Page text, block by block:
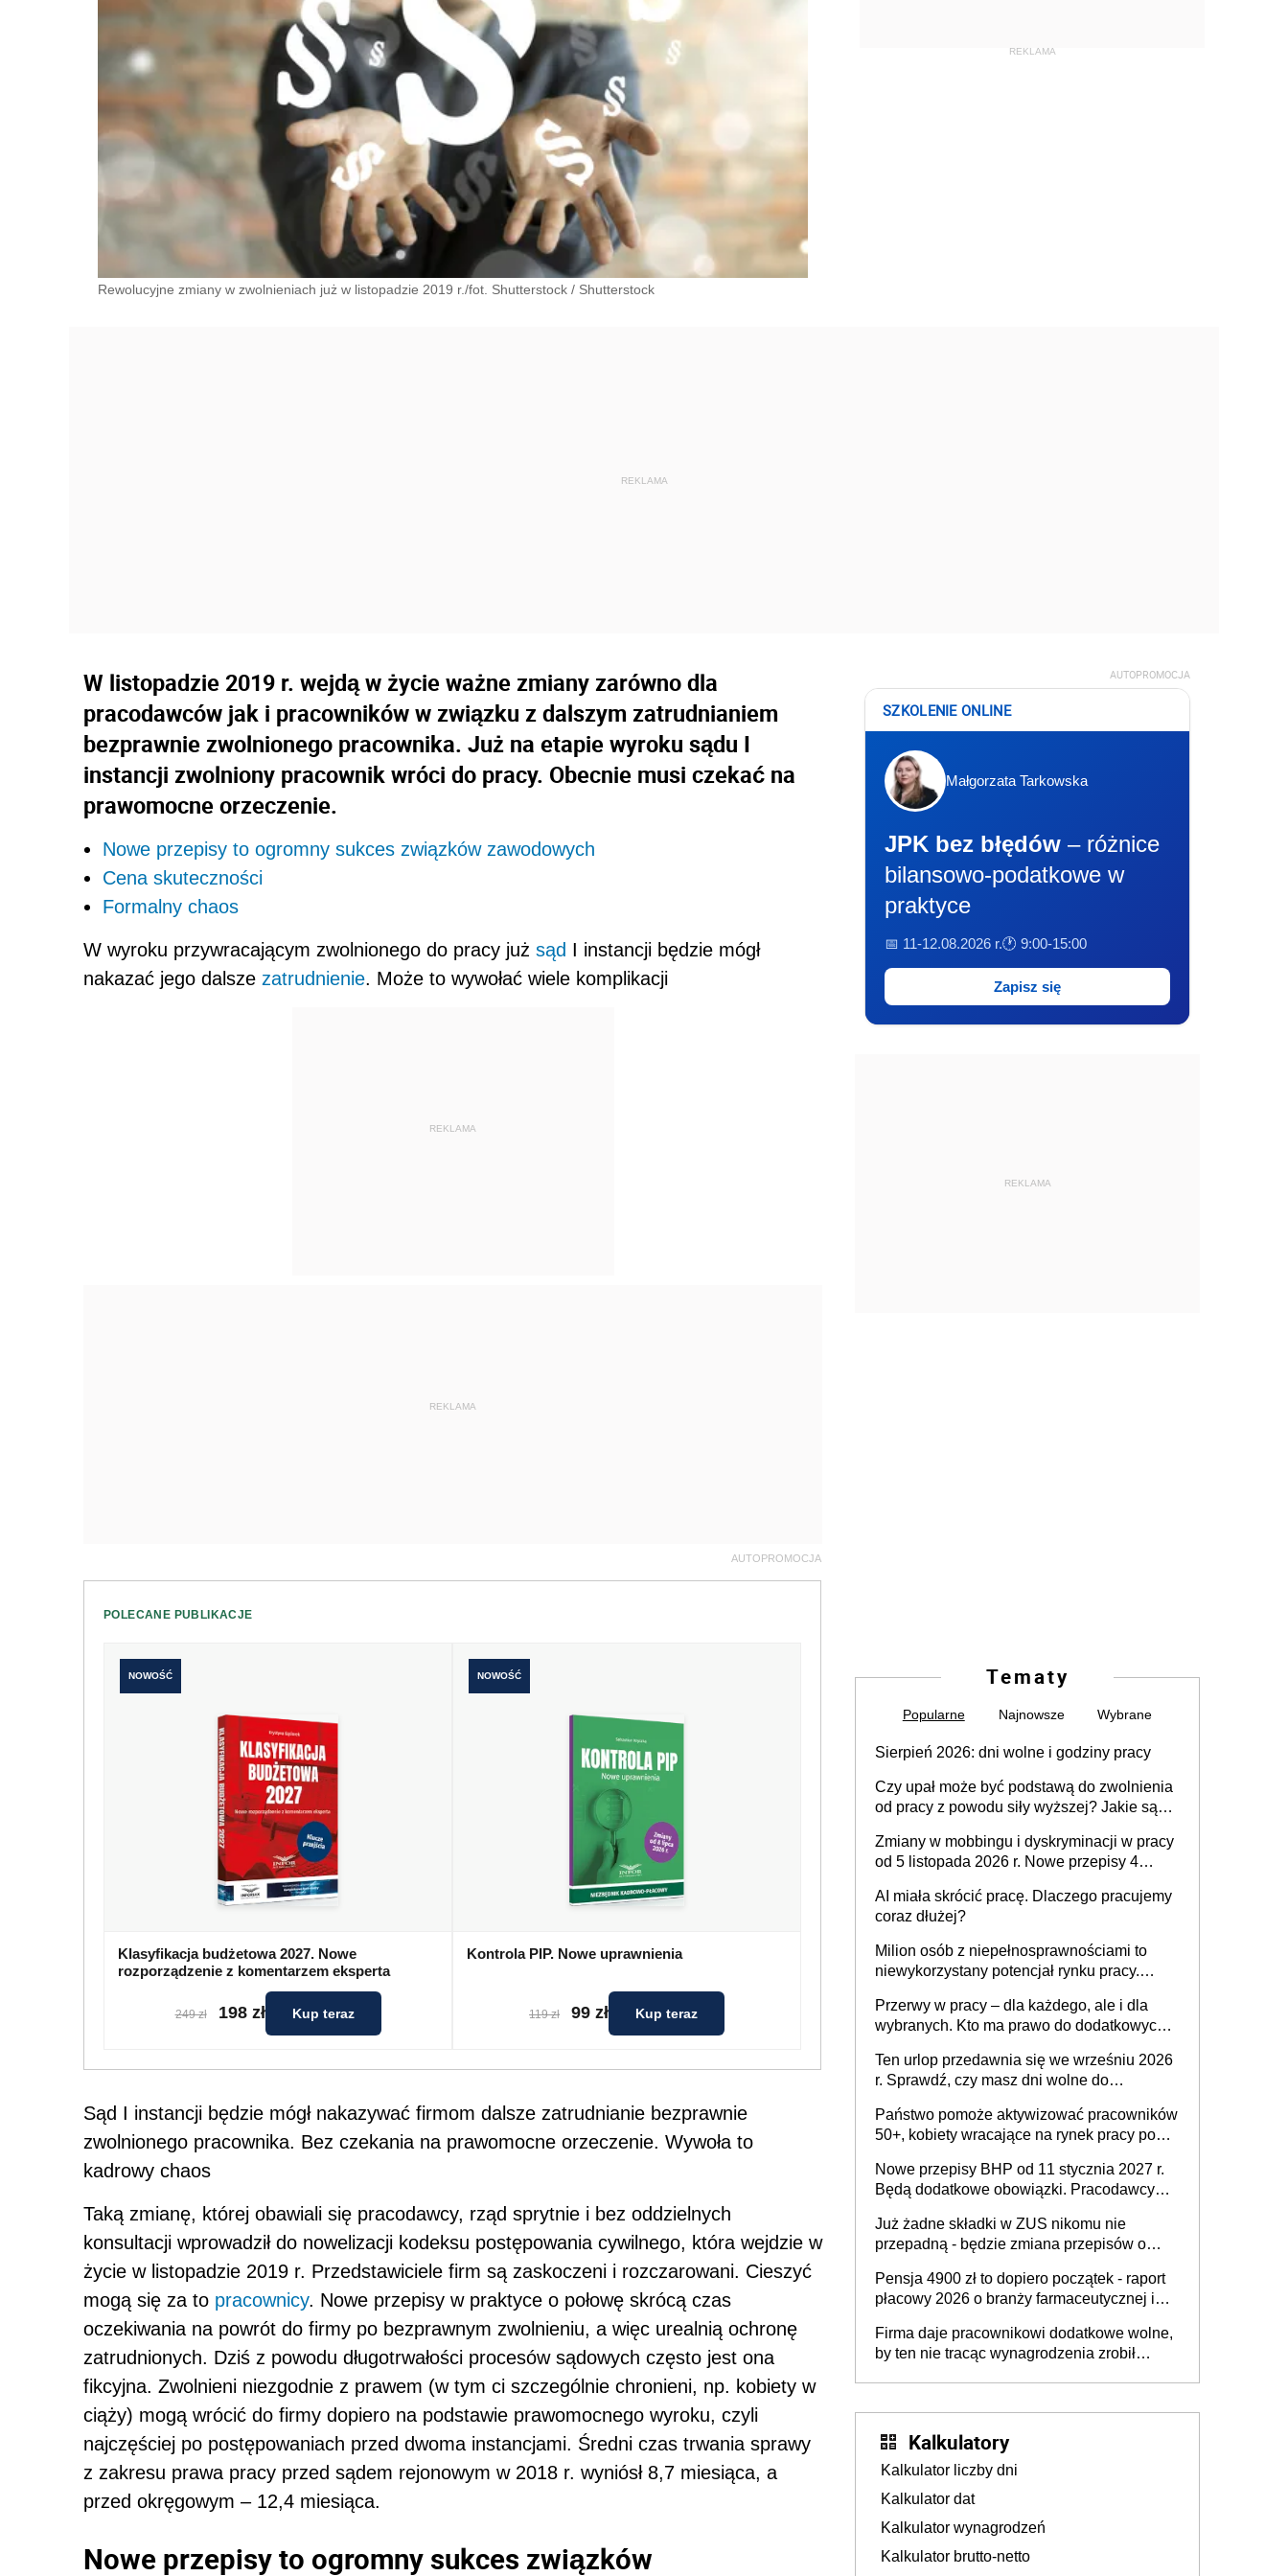
Rewolucyjne zmiany w zwolnieniach już w listopadzie 2019 r./fot. Shutterstock / Shutterstock
W listopadzie 2019 r. wejdą w życie ważne zmiany zarówno dla
pracodawców jak i pracowników w związku z dalszym zatrudnianiem
bezprawnie zwolnionego pracownika. Już na etapie wyroku sądu I
instancji zwolniony pracownik wróci do pracy. Obecnie musi czekać na
prawomocne orzeczenie.
Nowe przepisy to ogromny sukces związków zawodowych
Cena skuteczności
Formalny chaos
W wyroku przywracającym zwolnionego do pracy już sąd I instancji będzie mógł
nakazać jego dalsze zatrudnienie. Może to wywołać wiele komplikacji
REKLAMA
REKLAMA
AUTOPROMOCJA
POLECANE PUBLIKACJE
NOWOŚĆ
Klasyfikacja budżetowa 2027. Nowe
rozporządzenie z komentarzem eksperta
249 zł 198 zł Kup teraz
NOWOŚĆ
Kontrola PIP. Nowe uprawnienia
119 zł 99 zł Kup teraz
Sąd I instancji będzie mógł nakazywać firmom dalsze zatrudnianie bezprawnie
zwolnionego pracownika. Bez czekania na prawomocne orzeczenie. Wywoła to
kadrowy chaos
Taką zmianę, której obawiali się pracodawcy, rząd sprytnie i bez oddzielnych
konsultacji wprowadził do nowelizacji kodeksu postępowania cywilnego, która wejdzie w
życie w listopadzie 2019 r. Przedstawiciele firm są zaskoczeni i rozczarowani. Cieszyć
mogą się za to pracownicy. Nowe przepisy w praktyce o połowę skrócą czas
oczekiwania na powrót do firmy po bezprawnym zwolnieniu, a więc urealnią ochronę
zatrudnionych. Dziś z powodu długotrwałości procesów sądowych często jest ona
fikcyjna. Zwolnieni niezgodnie z prawem (w tym ci szczególnie chronieni, np. kobiety w
ciąży) mogą wrócić do firmy dopiero na podstawie prawomocnego wyroku, czyli
najczęściej po postępowaniach przed dwoma instancjami. Średni czas trwania sprawy
z zakresu prawa pracy przed sądem rejonowym w 2018 r. wyniósł 8,7 miesiąca, a
przed okręgowym – 12,4 miesiąca.
Nowe przepisy to ogromny sukces związków
AUTOPROMOCJA
SZKOLENIE ONLINE
Małgorzata Tarkowska
JPK bez błędów – różnice
bilansowo-podatkowe w
praktyce
📅 11-12.08.2026 r.🕐 9:00-15:00
Zapisz się
REKLAMA
Tematy
Popularne Najnowsze Wybrane
Sierpień 2026: dni wolne i godziny pracy
Czy upał może być podstawą do zwolnienia
od pracy z powodu siły wyższej? Jakie są
Zmiany w mobbingu i dyskryminacji w pracy
od 5 listopada 2026 r. Nowe przepisy 4
Ustaw
AI miała skrócić pracę. Dlaczego pracujemy
coraz dłużej?
Milion osób z niepełnosprawnościami to
niewykorzystany potencjał rynku pracy.
dofinansowań czy refundacji, ale bariery po
stronie systemu i świadomości
pracodawców [WYWIAD]
Przerwy w pracy – dla każdego, ale i dla
wybranych. Kto ma prawo do dodatkowych
Ten urlop przedawnia się we wrześniu 2026
r. Sprawdź, czy masz dni wolne do
Państwo pomoże aktywizować pracowników
50+, kobiety wracające na rynek pracy po
osoby neuroatypowe. Powstanie Fundusz
na rzecz Inkluzywności w Zatrudnianiu?
Nowe przepisy BHP od 11 stycznia 2027 r.
Będą dodatkowe obowiązki. Pracodawcy
Już żadne składki w ZUS nikomu nie
przepadną - będzie zmiana przepisów o
ubezpieczeniom społecznym
Pensja 4900 zł to dopiero początek - raport
płacowy 2026 o branży farmaceutycznej i
Firma daje pracownikowi dodatkowe wolne,
by ten nie tracąc wynagrodzenia zrobił
Kalkulatory
Kalkulator liczby dni
Kalkulator dat
Kalkulator wynagrodzeń
Kalkulator brutto-netto